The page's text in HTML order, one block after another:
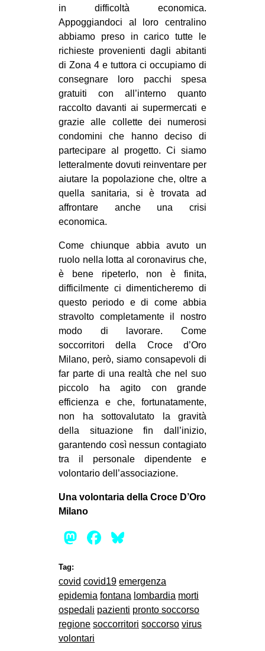
in difficoltà economica.
Appoggiandoci al loro centralino
abbiamo preso in carico tutte le
richieste provenienti dagli abitanti
di Zona 4 e tuttora ci occupiamo di
consegnare loro pacchi spesa
gratuiti con all’interno quanto
raccolto davanti ai supermercati e
grazie alle collette dei numerosi
condomini che hanno deciso di
partecipare al progetto. Ci siamo
letteralmente dovuti reinventare per
aiutare la popolazione che, oltre a
quella sanitaria, si è trovata ad
affrontare anche una crisi
economica.
Come chiunque abbia avuto un
ruolo nella lotta al coronavirus che,
è bene ripeterlo, non è finita,
difficilmente ci dimenticheremo di
questo periodo e di come abbia
stravolto completamente il nostro
modo di lavorare. Come
soccorritori della Croce d’Oro
Milano, però, siamo consapevoli di
far parte di una realtà che nel suo
piccolo ha agito con grande
efficienza e che, fortunatamente,
non ha sottovalutato la gravità
della situazione fin dall’inizio,
garantendo così nessun contagiato
tra il personale dipendente e
volontario dell’associazione.
Una volontaria della Croce D’Oro
Milano
Mastodon
Facebook
Tag:
covid covid19 emergenza
epidemia fontana lombardia morti
ospedali pazienti pronto soccorso
regione soccorritori soccorso virus
volontari